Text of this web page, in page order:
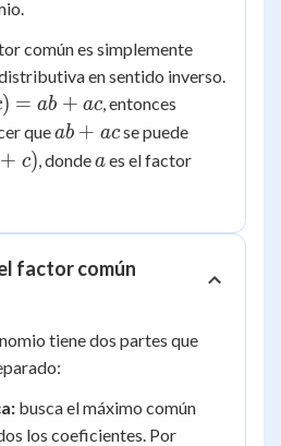
común es simplemente
en sentido inverso.
) = ab + ac, entonces
queab
+
ab + acse puede
+ c), dondea
aes el factor
factor común
tiene dos partes que
busca el máximo común
los coeficientes. Por